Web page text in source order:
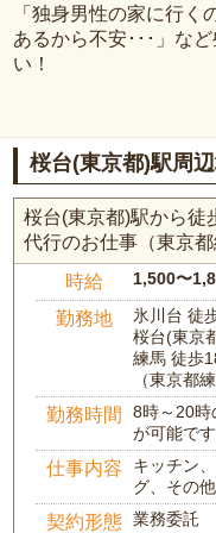
「独身男性の家に行く
あるから不安･･･」な
い！
桜台(東京都)駅周
桜台(東京都)駅から徒
代行のお仕事（東京都
時給 1,500〜
勤務地
氷川台 徒
桜台(東京
練馬 徒歩
（東京都
勤務時間
8時～20時
が可能で
仕事内容
キッチン
グ、その
契約形態 業務委託